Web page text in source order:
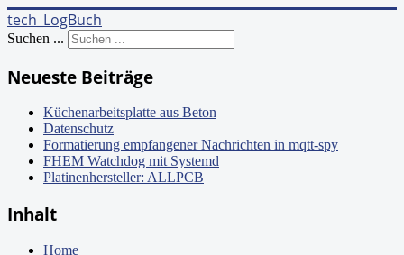
tech_LogBuch
Suchen ...
Neueste Beiträge
Küchenarbeitsplatte aus Beton
Datenschutz
Formatierung empfangener Nachrichten in mqtt-spy
FHEM Watchdog mit Systemd
Platinenhersteller: ALLPCB
Inhalt
Home